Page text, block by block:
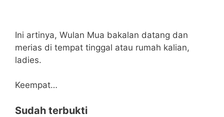
Ini artinya, Wulan Mua bakalan datang dan
merias di tempat tinggal atau rumah kalian,
ladies.
Keempat…
Sudah terbukti